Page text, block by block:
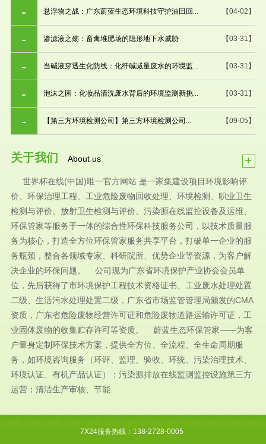
【04-02】
悬浮物之战：广东蔚蓝生态环境科技守护油田回...
【03-31】
渗滤液之殇：畜禽堆肥场的隐形地下水威胁
【03-31】
当碱液穿透生化防线：化纤碱减量废水的环境监...
【03-31】
泡沫之困：化妆品清洗废水背后的环境监测新挑...
【09-05】
【第三方环境检测公司】第三方环境检测公司...
关于我们 About us +
世界杯在线(中国)唯一官方网站 是一家集建设项目环境影响评
价、环保治理工程、工业危险废物回收处理、环境检测、职业卫生
检测与评价、放射卫生检测与评价、污染源在线监控设备及运维、
环保管家等服务于一体的综合性环保科技服务公司，以技术质量服
务为核心，打造全方位环保管家服务共享平台，打破单一企业的服
务瓶颈，整合各领域专家、科研院所、优势企业等资源，为客户解
决企业的环保问题。 公司现为广东省环境保护产业协会会员单
位，先后获得了市环境保护工程技术资格证书、工业废水处理处置
二级、生活污水处理处置二级，广东省市场监管管理局颁发的CMA
资质，广东省危险废物经营许可证和危险废物道路运输许可证，工
业固体废物的收集贮存许可等资质。 蔚蓝生态环保管家——为客
户量身定制环保技术方案，提供全方位、全流程、全生命周期服
务，如环境咨询服务（环评、监理、验收、环统、污染治理技术、
环境认证、有机产品认证）；污染源排放在线监测监控设施第三方
运营；清洁生产审核、节能...
7X24服务热线：138-2728-0005